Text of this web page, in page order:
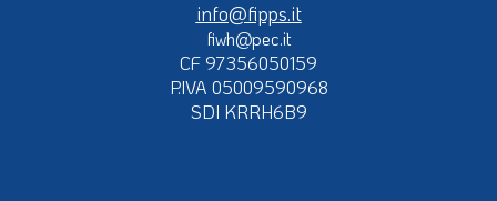
info@fipps.it
fiwh@pec.it
CF 97356050159
P.IVA 05009590968
SDI KRRH6B9